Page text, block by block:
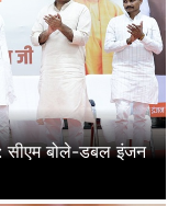
सीएम बोले-डबल इंजन